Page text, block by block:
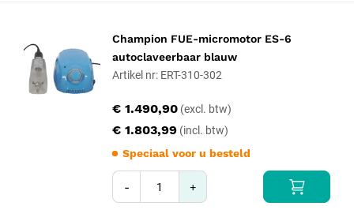
Champion FUE-micromotor ES-6
autoclaveerbaar blauw
Artikel nr: ERT-310-302
€ 1.803,99
€ 1.490,90
Speciaal voor u besteld
- +